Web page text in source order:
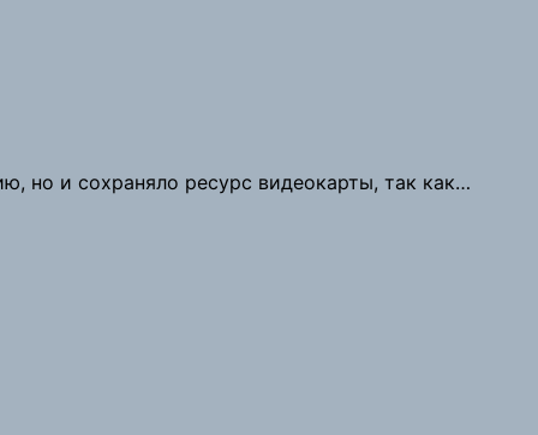
но и сохраняло ресурс видеокарты, так как…